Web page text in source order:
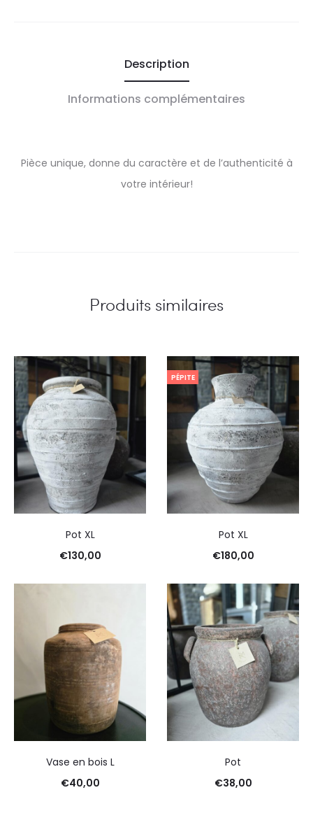
Description
Informations complémentaires
Pièce unique, donne du caractère et de l’authenticité à
votre intérieur!
Produits similaires
Pot XL
€130,00
PÉPITE
Pot XL
€180,00
Vase en bois L
€40,00
Pot
€38,00